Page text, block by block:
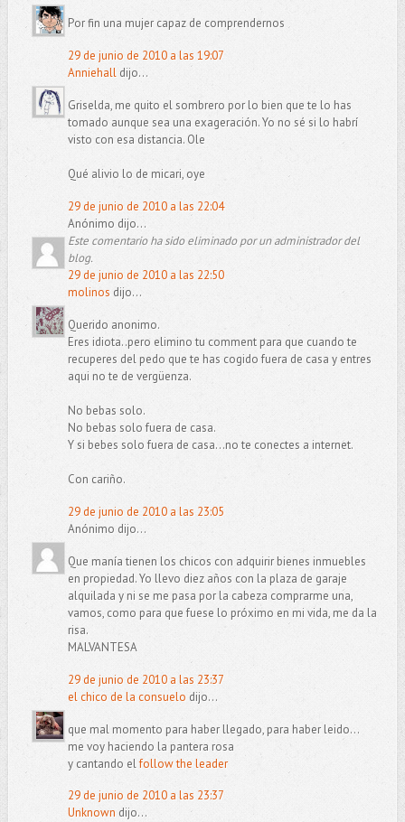
Por fin una mujer capaz de comprendernos
29 de junio de 2010 a las 19:07
Anniehalldijo...
Griselda, me quito el sombrero por lo bien que te lo has
tomado aunque sea una exageración. Yo no sé si lo habrí
visto con esa distancia. Ole
Qué alivio lo de micari, oye
29 de junio de 2010 a las 22:04
Anónimo dijo...
Este comentario ha sido eliminado por un administrador del
blog.
29 de junio de 2010 a las 22:50
molinos dijo...
Querido anonimo.
Eres idiota..pero elimino tu comment para que cuando te
recuperes del pedo que te has cogido fuera de casa y entres
aqui no te de vergüenza.
No bebas solo.
No bebas solo fuera de casa.
Y si bebes solo fuera de casa...no te conectes a internet.
Con cariño.
29 de junio de 2010 a las 23:05
Anónimo dijo...
Que manía tienen los chicos con adquirir bienes inmuebles
en propiedad. Yo llevo diez años con la plaza de garaje
alquilada y ni se me pasa por la cabeza comprarme una,
vamos, como para que fuese lo próximo en mi vida, me da la
risa.
MALVANTESA
29 de junio de 2010 a las 23:37
el chico de la consuelo dijo...
que mal momento para haber llegado, para haber leido...
me voy haciendo la pantera rosa
y cantando elfollow the leader
29 de junio de 2010 a las 23:37
Unknown dijo...